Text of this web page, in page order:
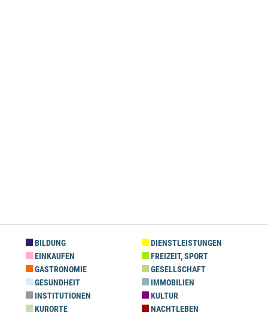
BILDUNG
DIENSTLEISTUNGEN
EINKAUFEN
FREIZEIT, SPORT
GASTRONOMIE
GESELLSCHAFT
GESUNDHEIT
IMMOBILIEN
INSTITUTIONEN
KULTUR
KURORTE
NACHTLEBEN